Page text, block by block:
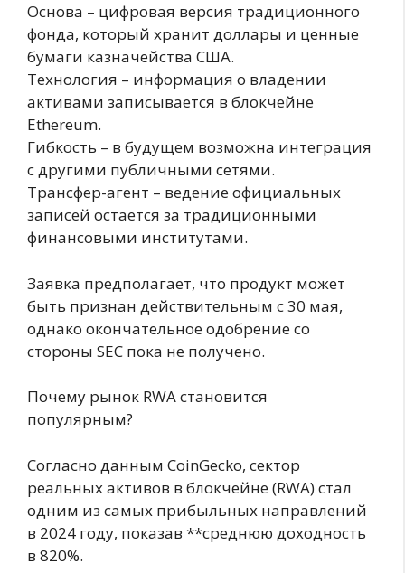
Основа – цифровая версия традиционного
фонда, который хранит доллары и ценные
бумаги казначейства США.
Технология – информация о владении
активами записывается в блокчейне
Ethereum.
Гибкость – в будущем возможна интеграция
с другими публичными сетями.
Трансфер-агент – ведение официальных
записей остается за традиционными
финансовыми институтами.
Заявка предполагает, что продукт может
быть признан действительным с 30 мая,
однако окончательное одобрение со
стороны SEC пока не получено.
Почему рынок RWA становится
популярным?
Согласно данным CoinGecko, сектор
реальных активов в блокчейне (RWA) стал
одним из самых прибыльных направлений
в 2024 году, показав **среднюю доходность
в 820%.